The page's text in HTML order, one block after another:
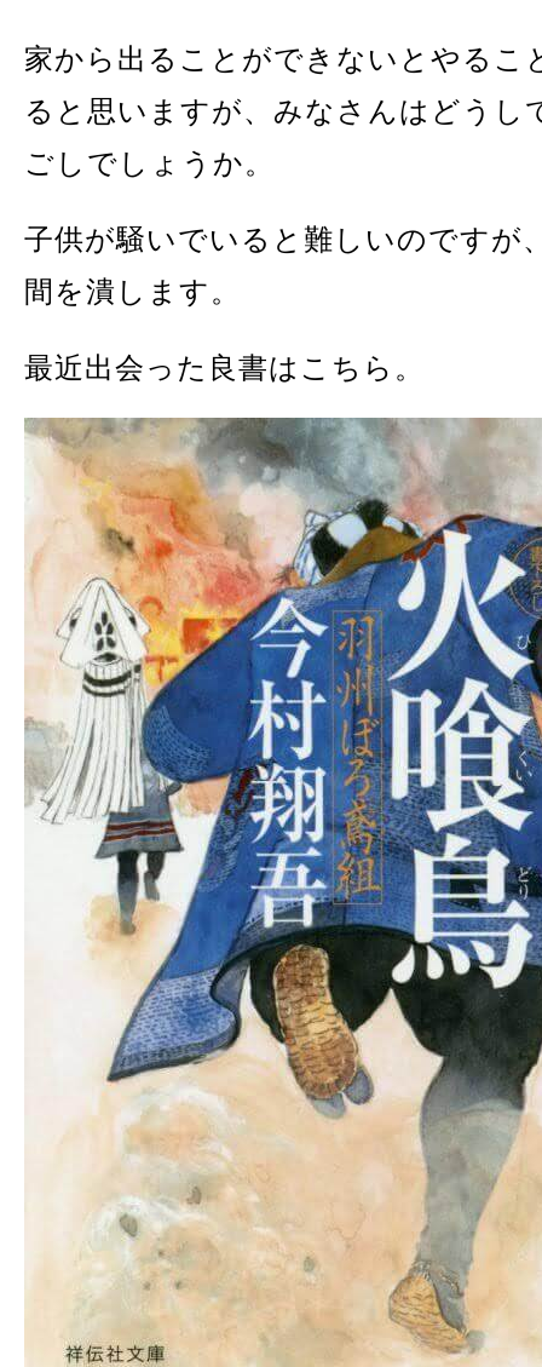
家から出ることができないとやるこ
ると思いますが、みなさんはどうし
ごしでしょうか。
子供が騒いでいると難しいのですが
間を潰します。
最近出会った良書はこちら。